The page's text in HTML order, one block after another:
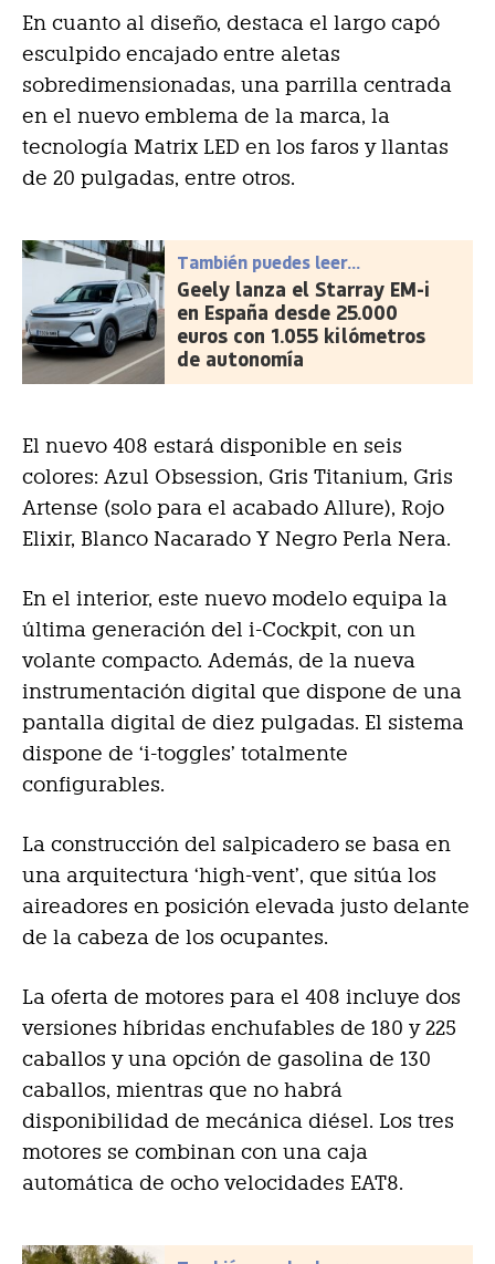
En cuanto al diseño, destaca el largo capó
esculpido encajado entre aletas
sobredimensionadas, una parrilla centrada
en el nuevo emblema de la marca, la
tecnología Matrix LED en los faros y llantas
de 20 pulgadas, entre otros.
También puedes leer...
Geely lanza el Starray EM-i
en España desde 25.000
euros con 1.055 kilómetros
de autonomía
El nuevo 408 estará disponible en seis
colores: Azul Obsession, Gris Titanium, Gris
Artense (solo para el acabado Allure), Rojo
Elixir, Blanco Nacarado Y Negro Perla Nera.
En el interior, este nuevo modelo equipa la
última generación del i-Cockpit, con un
volante compacto. Además, de la nueva
instrumentación digital que dispone de una
pantalla digital de diez pulgadas. El sistema
dispone de ‘i-toggles’ totalmente
configurables.
La construcción del salpicadero se basa en
una arquitectura ‘high-vent’, que sitúa los
aireadores en posición elevada justo delante
de la cabeza de los ocupantes.
La oferta de motores para el 408 incluye dos
versiones híbridas enchufables de 180 y 225
caballos y una opción de gasolina de 130
caballos, mientras que no habrá
disponibilidad de mecánica diésel. Los tres
motores se combinan con una caja
automática de ocho velocidades EAT8.